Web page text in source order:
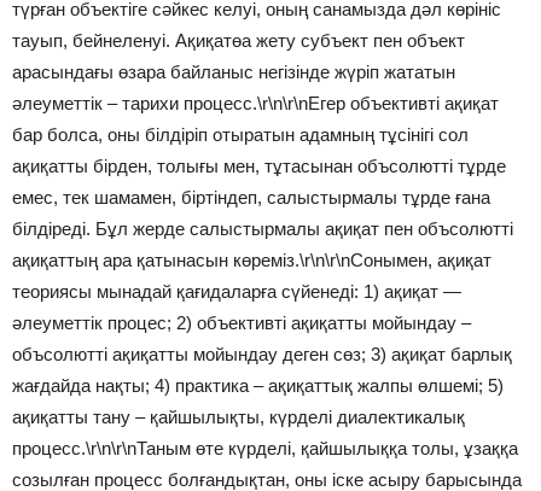
түрған объектіге сәйкес келуі, оның санамызда дәл көрініс
тауып, бейнеленуі. Ақиқатөа жету субъект пен объект
арасындағы өзара байланыс негізінде жүріп жататын
әлеуметтік – тарихи процесс.\r\n\r\nЕгер объективті ақиқат
бар болса, оны білдіріп отыратын адамның тұсінігі сол
ақиқатты бірден, толығы мен, тұтасынан объсолютті тұрде
емес, тек шамамен, біртіндеп, салыстырмалы тұрде ғана
білдіреді. Бұл жерде салыстырмалы ақиқат пен объсолютті
ақиқаттың ара қатынасын көреміз.\r\n\r\nСонымен, ақиқат
теориясы мынадай қағидаларға сүйенеді: 1) ақиқат —
әлеуметтік процес; 2) объективті ақиқатты мойындау –
объсолютті ақиқатты мойындау деген сөз; 3) ақиқат барлық
жағдайда нақты; 4) практика – ақиқаттық жалпы өлшемі; 5)
ақиқатты тану – қайшылықты, күрделі диалектикалық
процесс.\r\n\r\nТаным өте күрделі, қайшылыққа толы, ұзаққа
созылған процесс болғандықтан, оны іске асыру барысында